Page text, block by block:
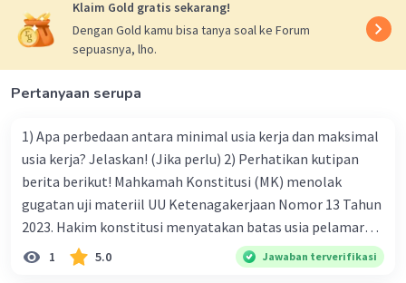
Untuk mengatasi masalah ini, diperlukan beberapa
upaya:
* Pendidikan Pancasila: Pendidikan Pancasila harus
diperkuat sejak dini dan terus dilakukan sepanjang
hayat.
Masyarakat perlu diajarkan secara mendalam tentang
nilai-nilai Pancasila dan bagaimana menerapkannya
dalam kehidupan sehari-hari.
* Dialog dan musyawarah: Masyarakat perlu didorong
untuk melakukan dialog dan musyawarah dalam
menyelesaikan perbedaan pendapat. Semangat gotong
royong dan musyawarah mufakat perlu dihidupkan
kembali.
Klaim Gold gratis sekarang!
Dengan Gold kamu bisa tanya soal ke Forum
sepuasnya, lho.
Pertanyaan serupa
1) Apa perbedaan antara minimal usia kerja dan maksimal
usia kerja? Jelaskan! (Jika perlu) 2) Perhatikan kutipan
berita berikut! Mahkamah Konstitusi (MK) menolak
gugatan uji materiil UU Ketenagakerjaan Nomor 13 Tahun
2023. Hakim konstitusi menyatakan batas usia pelamar
kerja tidak termasuk bentuk diskriminasi. "Menolak
permohonan pemohon untuk seluruhnya," ujar Ketua MK
1 5.0 Jawaban terverifikasi